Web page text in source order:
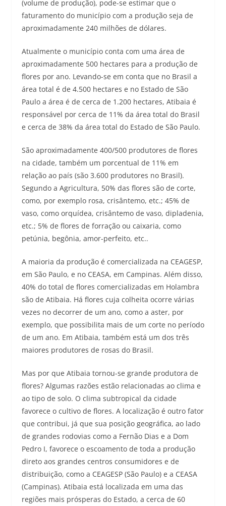
(volume de produção), pode-se estimar que o
faturamento do município com a produção seja de
aproximadamente 240 milhões de dólares.
Atualmente o município conta com uma área de
aproximadamente 500 hectares para a produção de
flores por ano. Levando-se em conta que no Brasil a
área total é de 4.500 hectares e no Estado de São
Paulo a área é de cerca de 1.200 hectares, Atibaia é
responsável por cerca de 11% da área total do Brasil
e cerca de 38% da área total do Estado de São Paulo.
São aproximadamente 400/500 produtores de flores
na cidade, também um porcentual de 11% em
relação ao país (são 3.600 produtores no Brasil).
Segundo a Agricultura, 50% das flores são de corte,
como, por exemplo rosa, crisântemo, etc.; 45% de
vaso, como orquídea, crisântemo de vaso, dipladenia,
etc.; 5% de flores de forração ou caixaria, como
petúnia, begônia, amor-perfeito, etc..
A maioria da produção é comercializada na CEAGESP,
em São Paulo, e no CEASA, em Campinas. Além disso,
40% do total de flores comercializadas em Holambra
são de Atibaia. Há flores cuja colheita ocorre várias
vezes no decorrer de um ano, como a aster, por
exemplo, que possibilita mais de um corte no período
de um ano. Em Atibaia, também está um dos três
maiores produtores de rosas do Brasil.
Mas por que Atibaia tornou-se grande produtora de
flores? Algumas razões estão relacionadas ao clima e
ao tipo de solo. O clima subtropical da cidade
favorece o cultivo de flores. A localização é outro fator
que contribui, já que sua posição geográfica, ao lado
de grandes rodovias como a Fernão Dias e a Dom
Pedro I, favorece o escoamento de toda a produção
direto aos grandes centros consumidores e de
distribuição, como a CEAGESP (São Paulo) e a CEASA
(Campinas). Atibaia está localizada em uma das
regiões mais prósperas do Estado, a cerca de 60